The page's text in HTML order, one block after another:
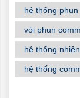
hệ thống
vòi phun
hệ thống
hệ thống